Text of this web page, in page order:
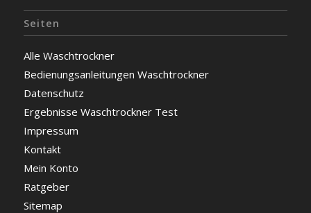
Seiten
Alle Waschtrockner
Bedienungsanleitungen Waschtrockner
Datenschutz
Ergebnisse Waschtrockner Test
Impressum
Kontakt
Mein Konto
Ratgeber
Sitemap